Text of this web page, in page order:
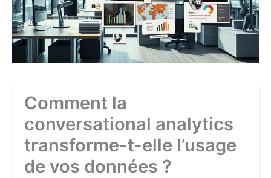
Comment la
conversational analytics
transforme-t-elle l’usage
de vos données ?